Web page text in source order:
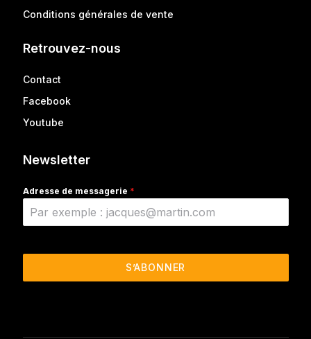
Conditions générales de vente
Retrouvez-nous
Contact
Facebook
Youtube
Newsletter
Adresse de messagerie *
S’ABONNER